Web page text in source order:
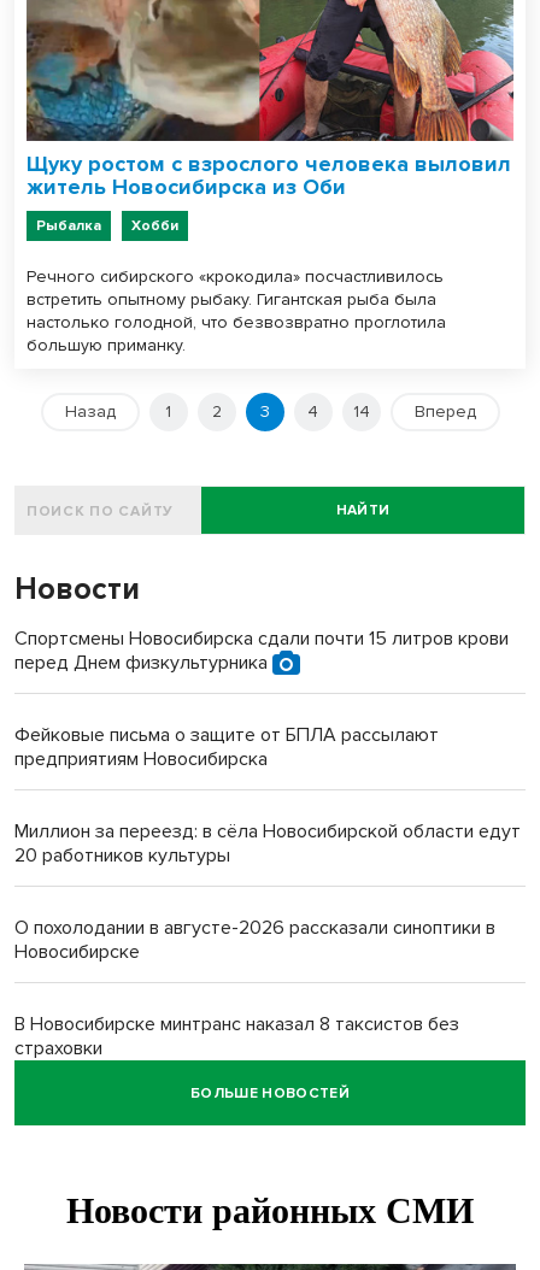
Щуку ростом с взрослого человека выловил
житель Новосибирска из Оби
Рыбалка Хобби
Речного сибирского «крокодила» посчастливилось
встретить опытному рыбаку. Гигантская рыба была
настолько голодной, что безвозвратно проглотила
большую приманку.
Назад 1 2 3 4 14 Вперед
НАЙТИ
Новости
Спортсмены Новосибирска сдали почти 15 литров крови
перед Днем физкультурника
Фейковые письма о защите от БПЛА рассылают
предприятиям Новосибирска
Миллион за переезд: в сёла Новосибирской области едут
20 работников культуры
О похолодании в августе-2026 рассказали синоптики в
Новосибирске
В Новосибирске минтранс наказал 8 таксистов без
страховки
Андрей Травников поблагодарил новосибирских
Новосибирский метрополитен начал ремонт входа на
БОЛЬШЕ НОВОСТЕЙ